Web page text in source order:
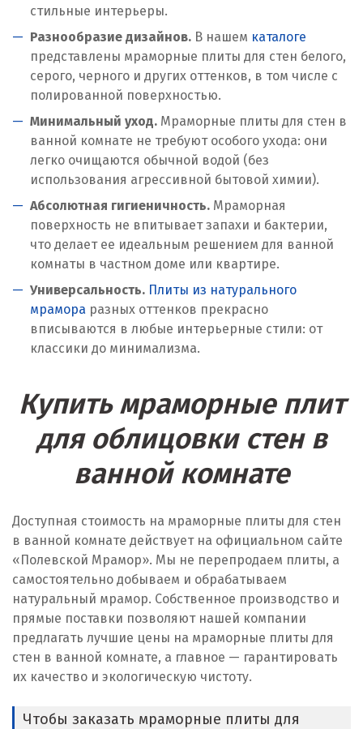
стильные интерьеры.
Разнообразие дизайнов. В нашем каталоге
представлены мраморные плиты для стен белого,
серого, черного и других оттенков, в том числе с
полированной поверхностью.
Минимальный уход. Мраморные плиты для стен в
ванной комнате не требуют особого ухода: они
легко очищаются обычной водой (без
использования агрессивной бытовой химии).
Абсолютная гигиеничность. Мраморная
поверхность не впитывает запахи и бактерии,
что делает ее идеальным решением для ванной
комнаты в частном доме или квартире.
Универсальность. Плиты из натурального
мрамора разных оттенков прекрасно
вписываются в любые интерьерные стили: от
классики до минимализма.
Купить мраморные плит
для облицовки стен в
ванной комнате
Доступная стоимость на мраморные плиты для стен
в ванной комнате действует на официальном сайте
«Полевской Мрамор». Мы не перепродаем плиты, а
самостоятельно добываем и обрабатываем
натуральный мрамор. Собственное производство и
прямые поставки позволяют нашей компании
предлагать лучшие цены на мраморные плиты для
стен в ванной комнате, а главное — гарантировать
их качество и экологическую чистоту.
Чтобы заказать мраморные плиты для